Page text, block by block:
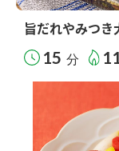
旨だれやみつき
15 分